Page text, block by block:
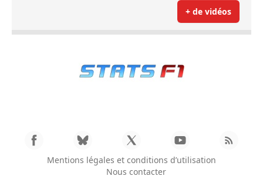
+ de vidéos
Mentions légales et conditions d’utilisation
Nous contacter